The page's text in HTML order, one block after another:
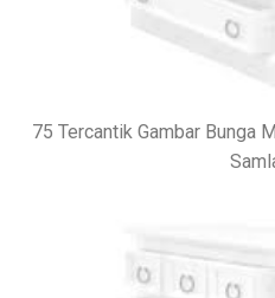
75 Tercantik Gambar Bunga